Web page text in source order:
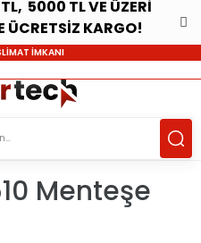
5000 TL VE ÜZERİ
ÜCRETSİZ KARGO!
İMKANI
Menteşe